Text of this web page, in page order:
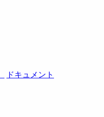
ドキュメント